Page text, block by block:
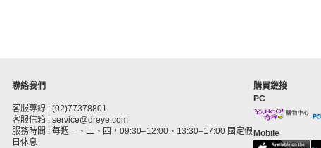
聯絡我們
客服專線 : (02)77378801
客服信箱 : service@dreye.com
服務時間 : 每週一、二、四，09:30–12:00、13:30–17:00 國定假
日休息
購買鏈接
PC
Mobile